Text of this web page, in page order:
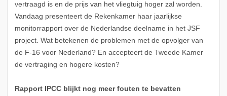
vertraagd is en de prijs van het vliegtuig hoger zal worden.
Vandaag presenteert de Rekenkamer haar jaarlijkse
monitorrapport over de Nederlandse deelname in het JSF
project. Wat betekenen de problemen met de opvolger van
de F-16 voor Nederland? En accepteert de Tweede Kamer
de vertraging en hogere kosten?
Rapport IPCC blijkt nog meer fouten te bevatten